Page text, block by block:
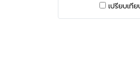
เปรียบเที